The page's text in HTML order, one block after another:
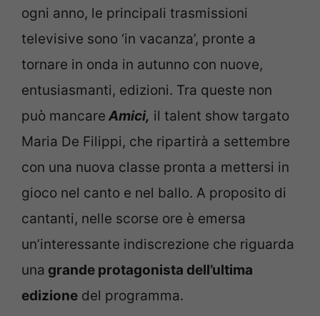
ogni anno, le principali trasmissioni
televisive sono ‘in vacanza’, pronte a
tornare in onda in autunno con nuove,
entusiasmanti, edizioni. Tra queste non
può mancare Amici, il talent show targato
Maria De Filippi, che ripartirà a settembre
con una nuova classe pronta a mettersi in
gioco nel canto e nel ballo. A proposito di
cantanti, nelle scorse ore è emersa
un’interessante indiscrezione che riguarda
una grande protagonista dell’ultima
edizione del programma.